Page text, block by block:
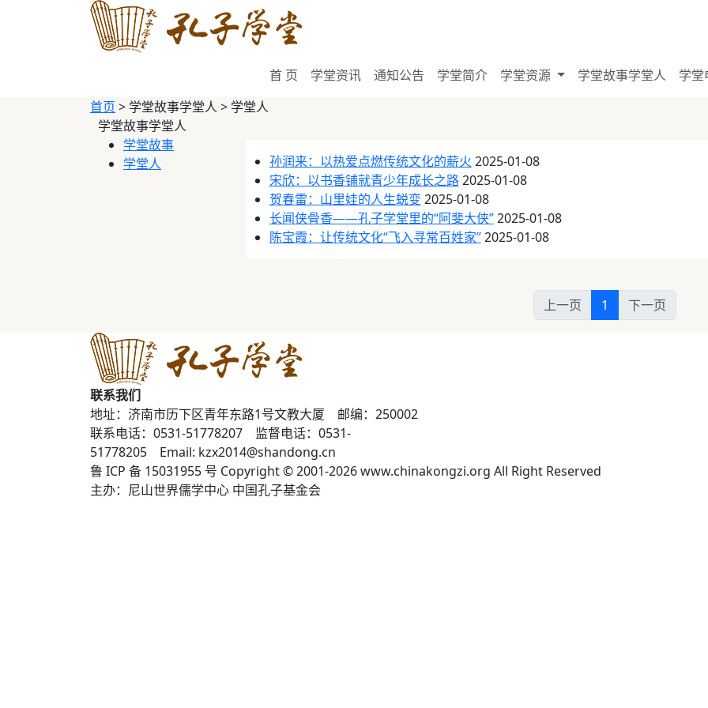
首 页 学堂资讯 通知公告 学堂简介 学堂资源 学堂故事学堂人 学堂
首页 > 学堂故事学堂人 > 学堂人
学堂故事学堂人
学堂故事
学堂人
孙润来：以热爱点燃传统文化的薪火 2025-01-08
宋欣：以书香铺就青少年成长之路2025-01-08
贺春雷：山里娃的人生蜕变 2025-01-08
长闻侠骨香——孔子学堂里的“阿斐大侠”2025-01-08
陈宝霞：让传统文化“飞入寻常百姓家”2025-01-08
上一页 1 下一页
联系我们
地址：济南市历下区青年东路1号文教大厦 邮编：250002
联系电话：0531-51778207 监督电话：0531-
51778205 Email: kzx2014@shandong.cn
鲁 ICP 备 15031955 号 Copyright © 2001-2026 www.chinakongzi.org All Right Reserved
主办：尼山世界儒学中心 中国孔子基金会